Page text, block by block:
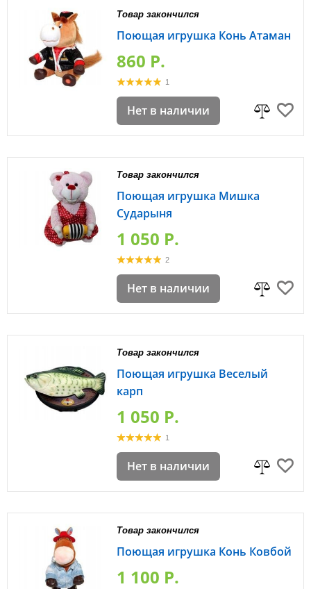
Товар закончился
Поющая игрушка Конь Атаман
860 P.
1
Нет в наличии
Товар закончился
Поющая игрушка Мишка
Сударыня
1 050 P.
2
Нет в наличии
Товар закончился
Поющая игрушка Веселый
карп
1 050 P.
1
Нет в наличии
Товар закончился
Поющая игрушка Конь Ковбой
1 100 P.